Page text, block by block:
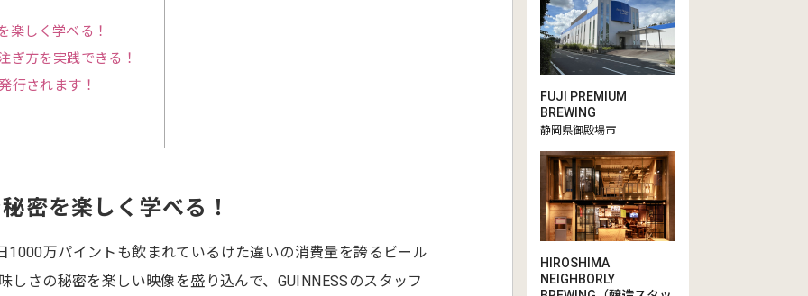
楽しく学べる！
ぎ方を実践できる！
行されます！
密を楽しく学べる！
1000万パイントも飲まれているけた違いの消費量を誇るビール
しさの秘密を楽しい映像を盛り込んで、GUINNESSのスタッフ
FUJI PREMIUM
BREWING
静岡県御殿場市
HIROSHIMA
NEIGHBORLY